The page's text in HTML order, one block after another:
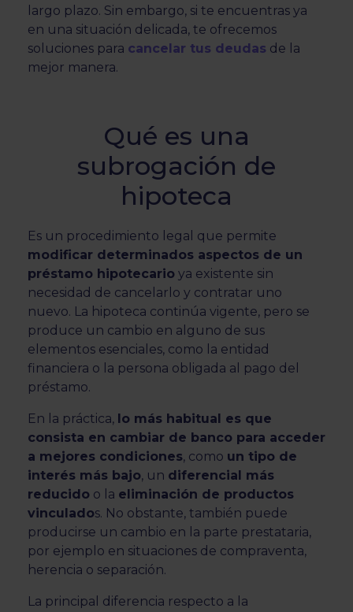
largo plazo. Sin embargo, si te encuentras ya
en una situación delicada, te ofrecemos
soluciones para cancelar tus deudas de la
mejor manera.
Qué es una
subrogación de
hipoteca
Es un procedimiento legal que permite
modificar determinados aspectos de un
préstamo hipotecario ya existente sin
necesidad de cancelarlo y contratar uno
nuevo. La hipoteca continúa vigente, pero se
produce un cambio en alguno de sus
elementos esenciales, como la entidad
financiera o la persona obligada al pago del
préstamo.
En la práctica, lo más habitual es que
consista en cambiar de banco para acceder
a mejores condiciones, como un tipo de
interés más bajo, un diferencial más
reducido o la eliminación de productos
vinculados. No obstante, también puede
producirse un cambio en la parte prestataria,
por ejemplo en situaciones de compraventa,
herencia o separación.
La principal diferencia respecto a la